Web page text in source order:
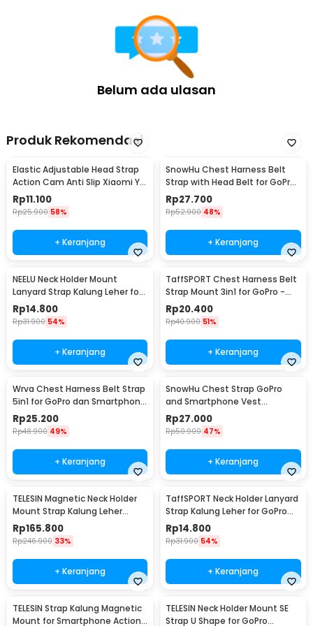
Belum ada ulasan
Produk Rekomendasi
Elastic Adjustable Head Strap
Action Cam Anti Slip Xiaomi Yi
GoPro - GP020
Rp11.100
Rp25.900 58%
+ Keranjang
SnowHu Chest Harness Belt
Strap with Head Belt for GoPro
Xiaomi - GP59
Rp27.700
Rp52.900 48%
+ Keranjang
NEELU Neck Holder Mount
Lanyard Strap Kalung Leher for
GoPro - GA888
Rp14.800
Rp31.900 54%
+ Keranjang
TaffSPORT Chest Harness Belt
Strap Mount 3in1 for GoPro -
WMA01
Rp20.400
Rp40.900 51%
+ Keranjang
Wrva Chest Harness Belt Strap
5in1 for GoPro dan Smartphone
- WYA01
Rp25.200
Rp48.900 49%
+ Keranjang
SnowHu Chest Strap GoPro
and Smartphone Vest
Adjustable - GP60
Rp27.000
Rp50.900 47%
+ Keranjang
TELESIN Magnetic Neck Holder
Mount Strap Kalung Leher
GoPro Insta360 - TE-HNB-001
Rp165.800
Rp246.900 33%
+ Keranjang
TaffSPORT Neck Holder Lanyard
Strap Kalung Leher for GoPro
Smartphone - NL14
Rp14.800
Rp31.900 54%
+ Keranjang
TELESIN Strap Kalung Magnetic
Mount for Smartphone Action
TELESIN Neck Holder Mount SE
Strap U Shape for GoPro